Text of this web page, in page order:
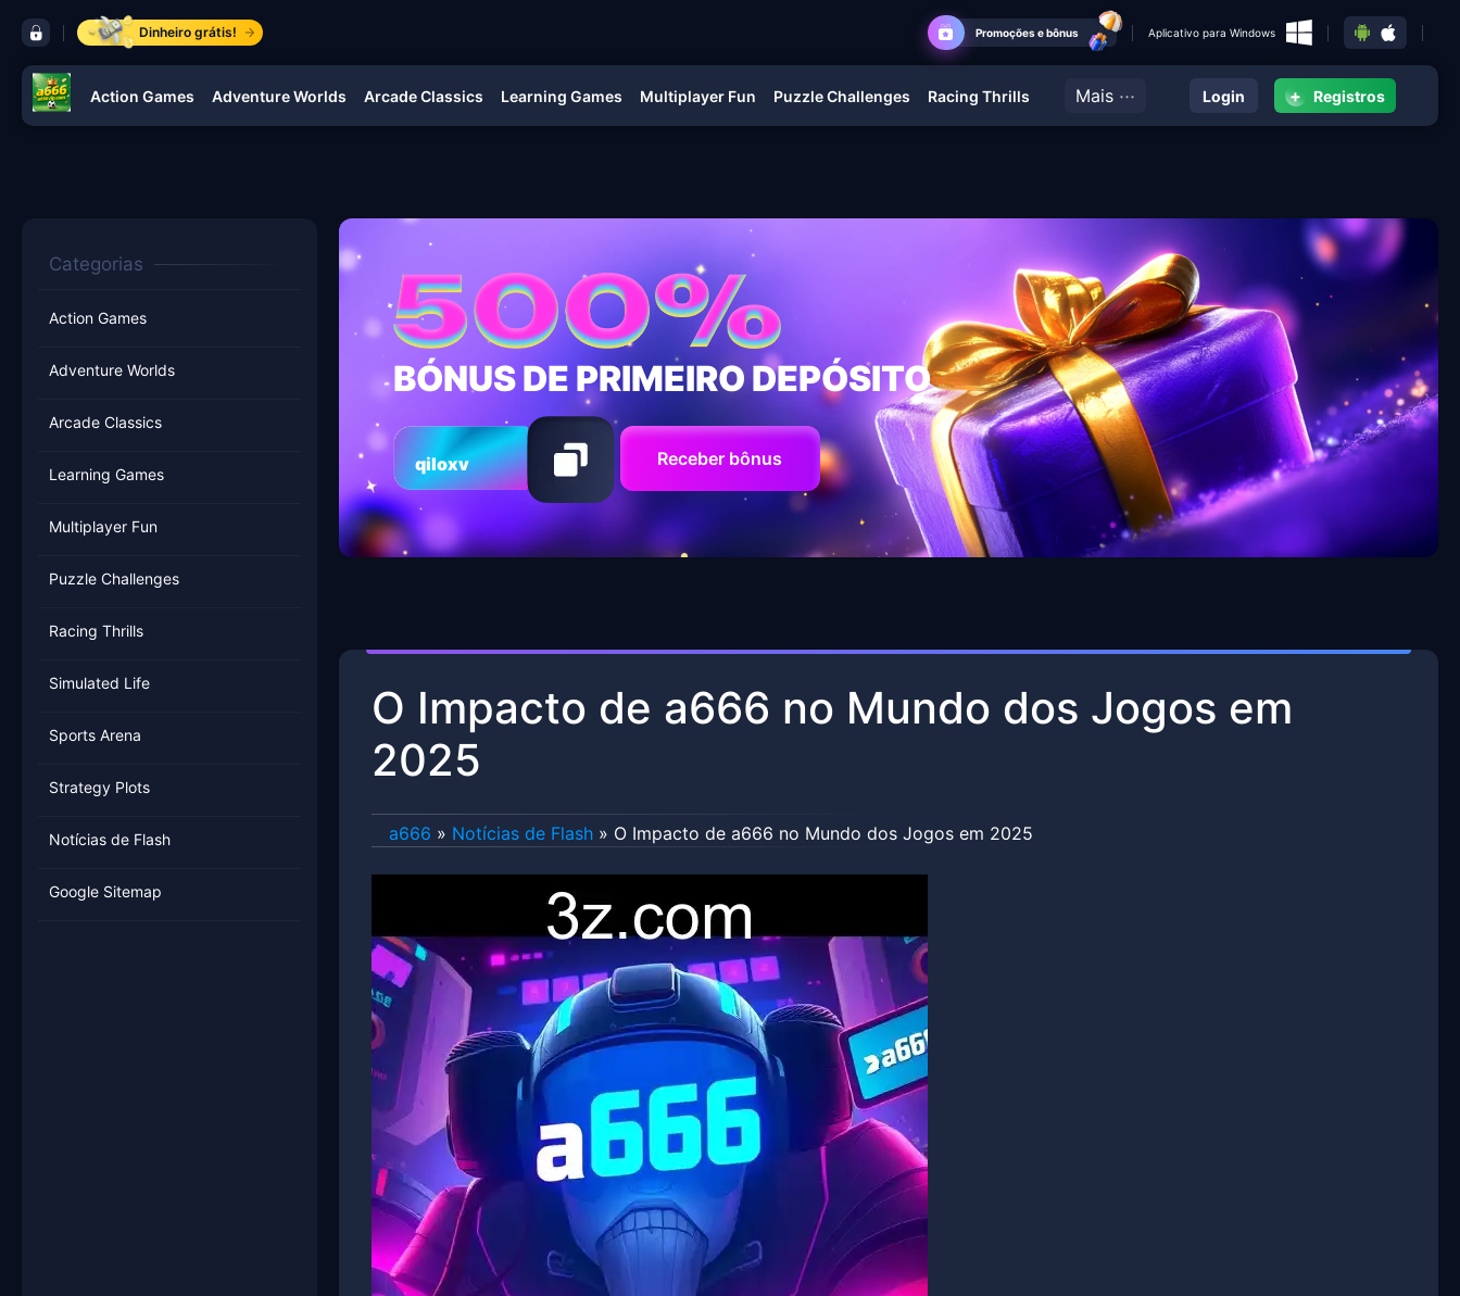
barra de controles a666
Dinheiro grátis! Promoções e bônus Aplicativo para Windows
navegação a666
Action Games Adventure Worlds Arcade Classics Learning Games Multiplayer Fun Puzzle Challenges Racing Thrills Mais ··· Login + Registros
Categorias
Action Games
Adventure Worlds
Arcade Classics
Learning Games
Multiplayer Fun
Puzzle Challenges
Racing Thrills
Simulated Life
Sports Arena
Strategy Plots
Notícias de Flash
Google Sitemap
BÓNUS DE PRIMEIRO DEPÓSITO
qiloxv Receber bônus
O Impacto de a666 no Mundo dos Jogos em
2025
a666 » Notícias de Flash » O Impacto de a666 no Mundo dos Jogos em 2025